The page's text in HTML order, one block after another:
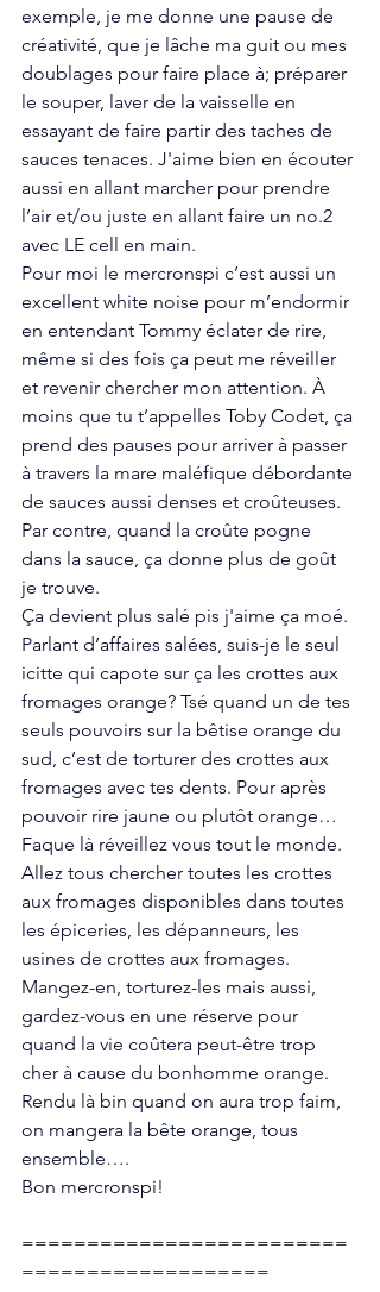
exemple, je me donne une pause de
créativité, que je lâche ma guit ou mes
doublages pour faire place à; préparer
le souper, laver de la vaisselle en
essayant de faire partir des taches de
sauces tenaces. J'aime bien en écouter
aussi en allant marcher pour prendre
l’air et/ou juste en allant faire un no.2
avec LE cell en main.
Pour moi le mercronspi c’est aussi un
excellent white noise pour m’endormir
en entendant Tommy éclater de rire,
même si des fois ça peut me réveiller
et revenir chercher mon attention. À
moins que tu t’appelles Toby Codet, ça
prend des pauses pour arriver à passer
à travers la mare maléfique débordante
de sauces aussi denses et croûteuses.
Par contre, quand la croûte pogne
dans la sauce, ça donne plus de goût
je trouve.
Ça devient plus salé pis j'aime ça moé.
Parlant d’affaires salées, suis-je le seul
icitte qui capote sur ça les crottes aux
fromages orange? Tsé quand un de tes
seuls pouvoirs sur la bêtise orange du
sud, c’est de torturer des crottes aux
fromages avec tes dents. Pour après
pouvoir rire jaune ou plutôt orange…
Faque là réveillez vous tout le monde.
Allez tous chercher toutes les crottes
aux fromages disponibles dans toutes
les épiceries, les dépanneurs, les
usines de crottes aux fromages.
Mangez-en, torturez-les mais aussi,
gardez-vous en une réserve pour
quand la vie coûtera peut-être trop
cher à cause du bonhomme orange.
Rendu là bin quand on aura trop faim,
on mangera la bête orange, tous
ensemble….
Bon mercronspi!
=========================
===================